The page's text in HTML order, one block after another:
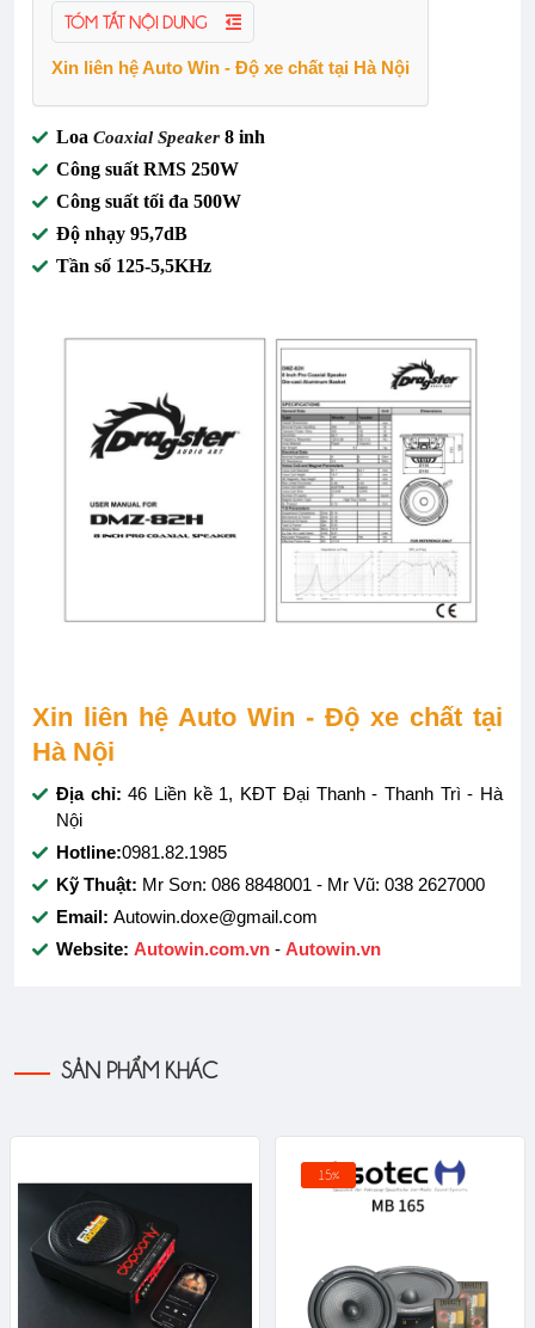
TÓM TẮT NỘI DUNG
Xin liên hệ Auto Win - Độ xe chất tại Hà Nội
Loa Coaxial Speaker 8 inh
Công suất RMS 250W
Công suất tối đa 500W
Độ nhạy 95,7dB
Tần số 125-5,5KHz
Xin liên hệ Auto Win - Độ xe chất tại
Hà Nội
Địa chỉ:46 Liền kề 1, KĐT Đại Thanh - Thanh Trì - Hà
Nội
Hotline:0981.82.1985
Kỹ Thuật: Mr Sơn: 086 8848001 - Mr Vũ: 038 2627000
Email: Autowin.doxe@gmail.com
Website: Autowin.com.vn - Autowin.vn
SẢN PHẨM KHÁC
15%